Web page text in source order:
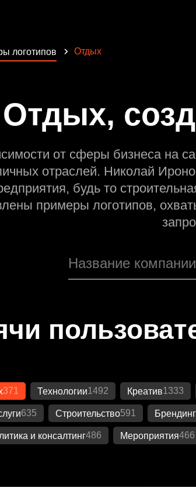
логотипов Отдых
Отдых,
от сферы бизнеса на
отраслей. Николай
будь то
примеры логотипов,
371 Технологии1492 Креатив1333
635 Строительство591 Брендинг
и консалтинг486 Мероприятия466